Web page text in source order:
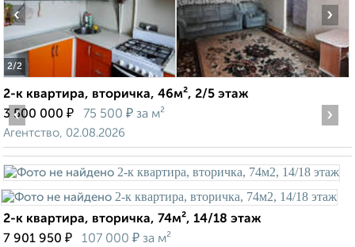
2/2
‹ ›
2-к квартира, вторичка, 46м², 2/5 этаж
3 500 000 ₽ 75 500 ₽ за м²
Агентство, 02.08.2026
‹ ›
2-к квартира, вторичка, 74м², 14/18 этаж
7 901 950 ₽ 107 000 ₽ за м²